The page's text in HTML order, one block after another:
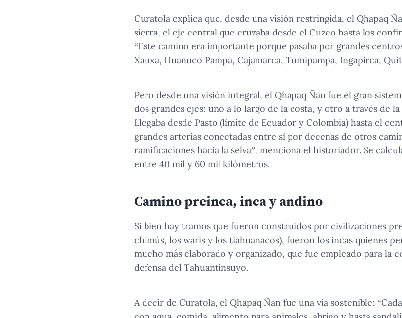
Curatola explica que, desde una visión restringida, el Qhapaq
sierra, el eje central que cruzaba desde el Cuzco hasta los
“Este camino era importante porque pasaba por grandes
Xauxa, Huanuco Pampa, Cajamarca, Tumipampa, Ingapirca,
Pero desde una visión integral, el Qhapaq Ñan fue el gran
dos grandes ejes: uno a lo largo de la costa, y otro a través de
Llegaba desde Pasto (límite de Ecuador y Colombia) hasta el
grandes arterias conectadas entre sí por decenas de otros
ramificaciones hacia la selva”, menciona el historiador. Se
entre 40 mil y 60 mil kilómetros.
Camino preinca, inca y andino
Si bien hay tramos que fueron construidos por civilizaciones
chimús, los waris y los tiahuanacos), fueron los incas quienes
mucho más elaborado y organizado, que fue empleado para la
defensa del Tahuantinsuyo.
A decir de Curatola, el Qhapaq Ñan fue una vía sostenible: